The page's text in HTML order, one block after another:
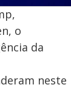
o
da
neste